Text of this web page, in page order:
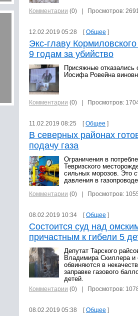
Комментарии (0) | Просмотров:
12.02.2019 05:28 [Общее ]
Экс-главу
9 годам за убийство
Присяжные
Иосифа Ровейна
Комментарии (0) | Просмотров:
11.02.2019 08:25 [Общее ]
В северных районах
подачу газа
Ограничения в
Тевризского
сильных морозов. Это
давления в
Комментарии (0) | Просмотров:
08.02.2019 10:34 [Общее ]
Состоится суд над
причастным к гибели 5
Депутат Тарского
Владимира Скиллера и
обвиняются в
заправке газового
детей.
Комментарии (0) | Просмотров:
08.02.2019 05:38 [Общее ]